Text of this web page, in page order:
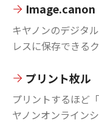
Image.canon
キヤノンのデジタ
レスに保存できる
プリント枚ル
プリントするほど
ヤノンオンライン